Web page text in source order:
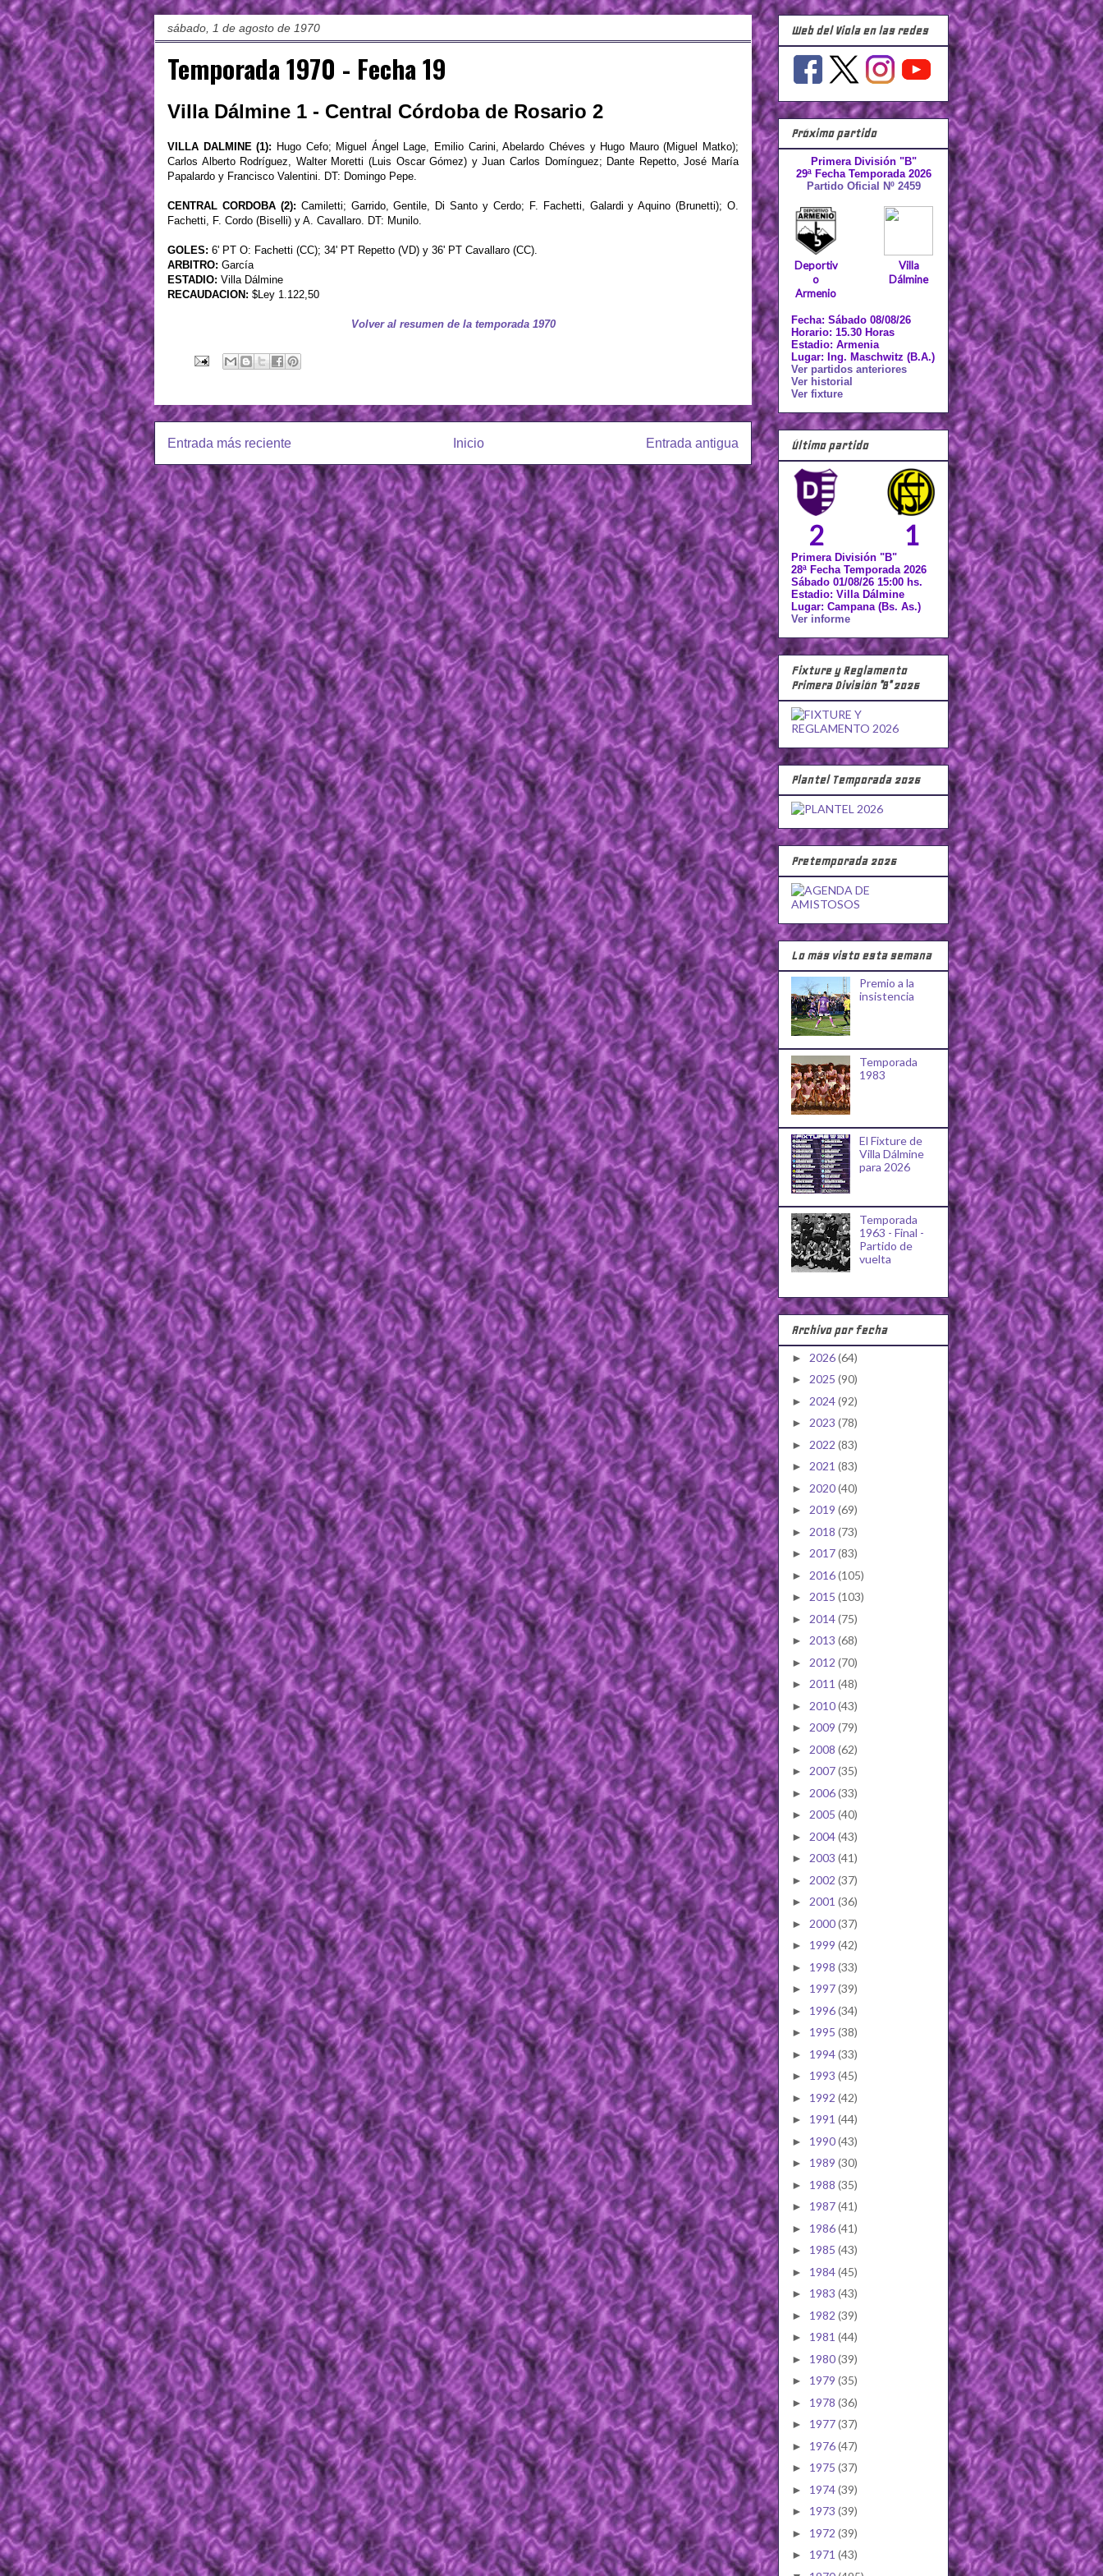
sábado, 1 de agosto de 1970
Temporada 1970 - Fecha 19
Villa Dálmine 1 - Central Córdoba de Rosario 2
VILLA DALMINE (1): Hugo Cefo; Miguel Ángel Lage, Emilio Carini, Abelardo Chéves y Hugo Mauro (Miguel Matko);
Carlos Alberto Rodríguez, Walter Moretti (Luis Oscar Gómez) y Juan Carlos Domínguez; Dante Repetto, José María
Papalardo y Francisco Valentini. DT: Domingo Pepe.
CENTRAL CORDOBA (2): Camiletti; Garrido, Gentile, Di Santo y Cerdo; F. Fachetti, Galardi y Aquino (Brunetti); O.
Fachetti, F. Cordo (Biselli) y A. Cavallaro. DT: Munilo.
GOLES: 6' PT O: Fachetti (CC); 34' PT Repetto (VD) y 36' PT Cavallaro (CC).
ARBITRO: García
ESTADIO: Villa Dálmine
RECAUDACION: $Ley 1.122,50
Volver al resumen de la temporada 1970
Entrada más reciente Entrada antigua
Inicio
Web del Viola en las redes
Próximo partido
Primera División "B"
29ª Fecha Temporada 2026
Partido Oficial Nº 2459
Deportiv
o
Armenio
Villa
Dálmine
Fecha: Sábado 08/08/26
Horario: 15.30 Horas
Estadio: Armenia
Lugar: Ing. Maschwitz (B.A.)
Ver partidos anteriores
Ver historial
Ver fixture
Último partido
2 1
Primera División "B"
28ª Fecha Temporada 2026
Sábado 01/08/26 15:00 hs.
Estadio: Villa Dálmine
Lugar: Campana (Bs. As.)
Ver informe
Fixture y Reglamento
Primera División "B" 2026
Plantel Temporada 2026
Pretemporada 2026
Lo más visto esta semana
Premio a la
insistencia
Temporada
1983
El Fixture de
Villa Dálmine
para 2026
Temporada
1963 - Final -
Partido de
vuelta
Archivo por fecha
► 2026(64)
► 2025 (90)
► 2024(92)
► 2023 (78)
► 2022 (83)
► 2021 (83)
► 2020(40)
► 2019 (69)
► 2018 (73)
► 2017(83)
► 2016(105)
► 2015 (103)
► 2014(75)
► 2013 (68)
► 2012 (70)
► 2011 (48)
► 2010(43)
► 2009 (79)
► 2008 (62)
► 2007(35)
► 2006(33)
► 2005 (40)
► 2004(43)
► 2003 (41)
► 2002 (37)
► 2001 (36)
► 2000(37)
► 1999 (42)
► 1998 (33)
► 1997(39)
► 1996(34)
► 1995 (38)
► 1994(33)
► 1993 (45)
► 1992 (42)
► 1991 (44)
► 1990(43)
► 1989 (30)
► 1988 (35)
► 1987(41)
► 1986(41)
► 1985 (43)
► 1984(45)
► 1983 (43)
► 1982 (39)
► 1981 (44)
► 1980(39)
► 1979 (35)
► 1978 (36)
► 1977(37)
► 1976(47)
► 1975 (37)
► 1974(39)
► 1973 (39)
► 1972 (39)
► 1971 (43)